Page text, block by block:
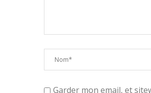
Garder mon email, et